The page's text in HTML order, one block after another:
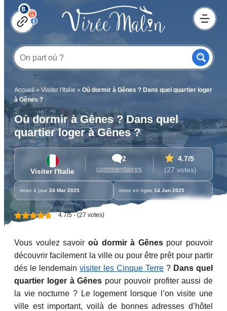
Accueil » Visiter l'Italie » Où dormir à Gênes ? Dans quel quartier loger
à Gênes ?
Où dormir à Gênes ? Dans quel
quartier loger à Gênes ?
Visiter l'Italie
2
commentaires
4.7/5
(27 votes)
mise à jour 24 Mar 2025 mise en ligne 14 Jan 2025
4.7/5 - (27 votes)
Vous voulez savoir où dormir à Gênespour pouvoir
découvrir facilement la ville ou pour être prêt pour partir
dés le lendemain visiter les Cinque Terre ? Dans quel
quartier loger à Gênes pour pouvoir profiter aussi de
la vie nocturne ? Le logement lorsque l’on visite une
ville est important, voilà de bonnes adresses d’hôtel